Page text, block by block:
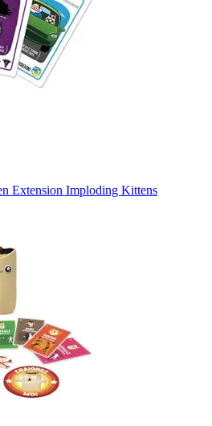
Extension Imploding Kittens